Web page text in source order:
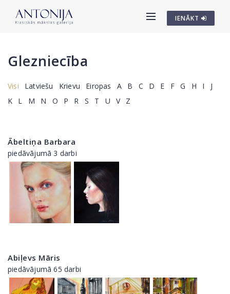
IENĀKT
Glezniecība
Visi Latviešu Krievu Eiropas A B C D E F G H I
J
K
L M N O P R S T U V Z
Ābeltiņa Barbara
piedāvājumā 3 darbi
Abiļevs Māris
piedāvājumā 65 darbi